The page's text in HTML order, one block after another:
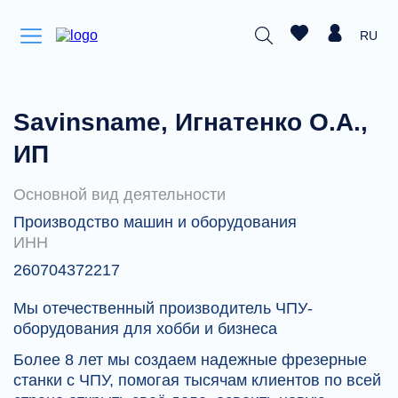
RU
Savinsname, Игнатенко О.А.,
ИП
Основной вид деятельности
Производство машин и оборудования
ИНН
260704372217
Мы отечественный производитель ЧПУ-
оборудования для хобби и бизнеса
Более 8 лет мы создаем надежные фрезерные
станки с ЧПУ, помогая тысячам клиентов по всей